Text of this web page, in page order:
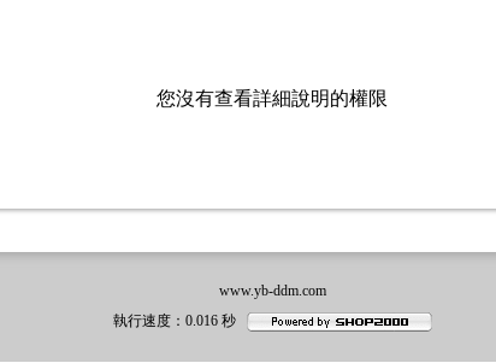
您沒有查看詳細說明的權限
www.yb-ddm.com
執行速度：0.016 秒